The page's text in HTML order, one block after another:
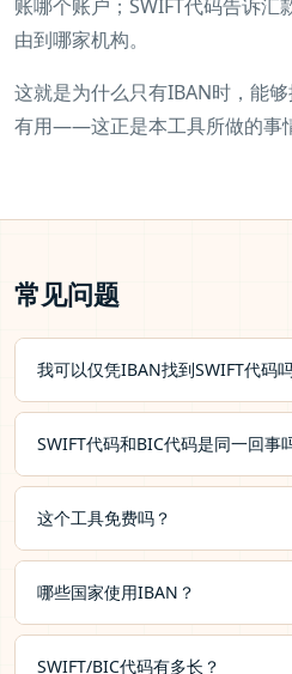
账哪个账户；SWIFT代码告诉汇
由到哪家机构。
这就是为什么只有IBAN时，能
有用——这正是本工具所做的事
常见问题
我可以仅凭IBAN找到SWIFT代码
SWIFT代码和BIC代码是同一回事
这个工具免费吗？
哪些国家使用IBAN？
SWIFT/BIC代码有多长？